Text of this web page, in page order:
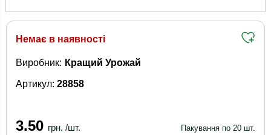
Немає в наявності
Артикул: 28858
Виробник: Кращий Урожай
3.50 грн. /шт. Пакування по 20 шт.